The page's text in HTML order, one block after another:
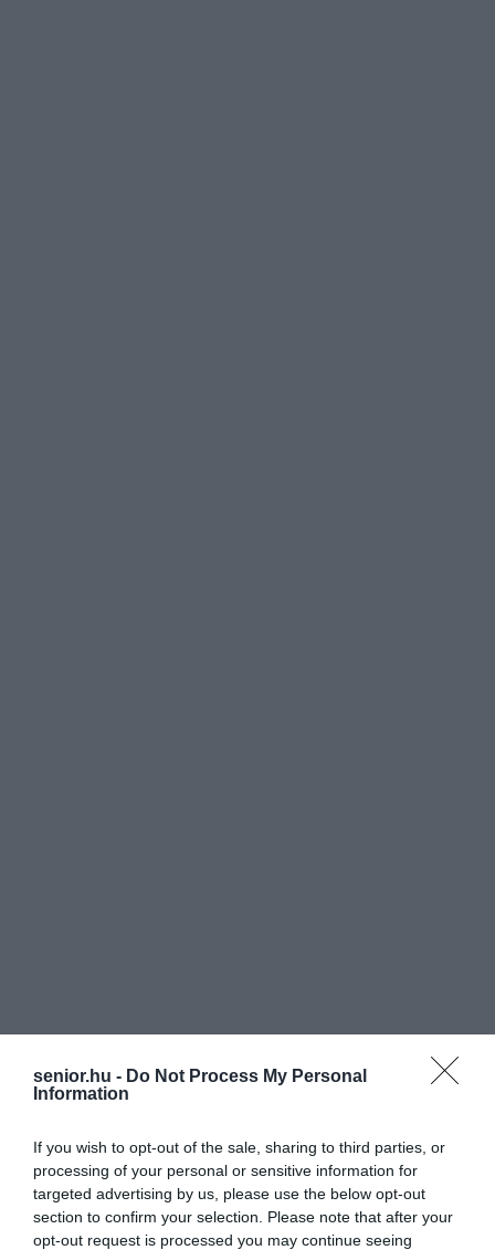
senior.hu - Do Not Process My Personal
Information
If you wish to opt-out of the sale, sharing to third parties, or
processing of your personal or sensitive information for
targeted advertising by us, please use the below opt-out
section to confirm your selection. Please note that after your
opt-out request is processed you may continue seeing